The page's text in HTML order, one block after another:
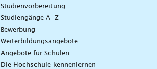
Studienvorbereitung
Studiengänge A–Z
Bewerbung
Weiterbildungsangebote
Angebote für Schulen
Die Hochschule kennenlernen